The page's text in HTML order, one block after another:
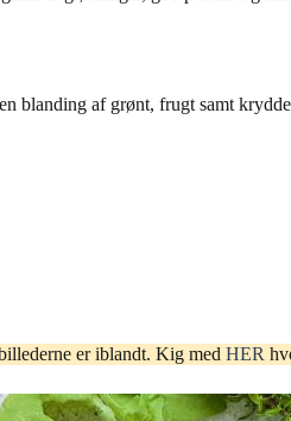
blanding af grønt, frugt samt
er iblandt. Kig med HER